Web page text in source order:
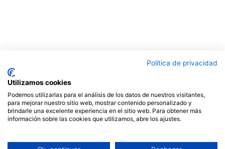
Política de privacidad
Utilizamos cookies
Podemos utilizarlas para el análisis de los datos de nuestros visitantes,
para mejorar nuestro sitio web, mostrar contenido personalizado y
brindarle una excelente experiencia en el sitio web. Para obtener más
información sobre las cookies que utilizamos, abre los ajustes.